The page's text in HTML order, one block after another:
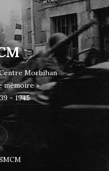
Morbihan
mémoire »
- 1945